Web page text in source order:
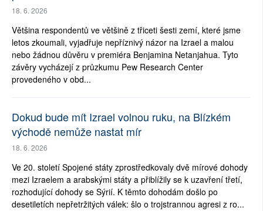
18. 6. 2026
Většina respondentů ve většině z třiceti šesti zemí, které jsme
letos zkoumali, vyjadřuje nepříznivý názor na Izrael a malou
nebo žádnou důvěru v premiéra Benjamina Netanjahua. Tyto
závěry vycházejí z průzkumu Pew Research Center
provedeného v obd...
Dokud bude mít Izrael volnou ruku, na Blízkém
východě nemůže nastat mír
18. 6. 2026
Ve 20. století Spojené státy zprostředkovaly dvě mírové dohody
mezi Izraelem a arabskými státy a přiblížily se k uzavření třetí,
rozhodující dohody se Sýrií. K těmto dohodám došlo po
desetiletích nepřetržitých válek: šlo o trojstrannou agresi z ro...